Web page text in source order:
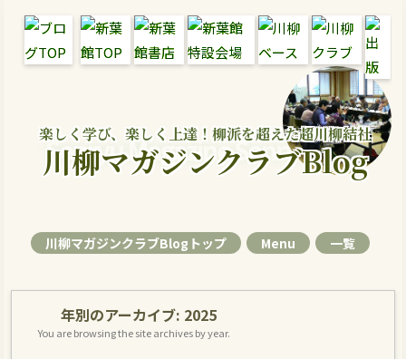
楽しく学び、楽しく上達！柳派を超えた超川柳結社
Senryu Magazine Senryu Blog
川柳マガジンクラブBlog
川柳マガジンクラブBlogトップ Menu 一覧
年別のアーカイブ: 2025
You are browsing the site archives by year.